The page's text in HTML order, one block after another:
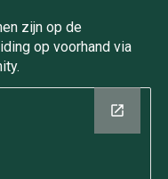
zijn op de
op voorhand via